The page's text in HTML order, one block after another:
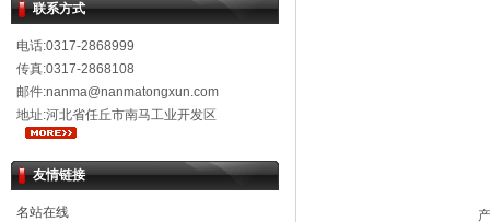
联系方式
电话:0317-2868999
传真:0317-2868108
邮件:nanma@nanmatongxun.com
地址:河北省任丘市南马工业开发区
友情链接
名站在线